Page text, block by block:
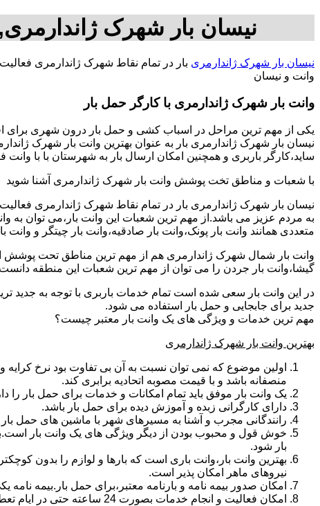
نیسان بار شهرک
نیسان بار شهرک ژاندارمری بار در تمام نقاط شهرک ژاندارمری
وانت و نیسان
وانت بار شهرک ژاندارمری با کارگر حمل بار
یکی از مهم ترین مراحل در اسباب کشی و حمل بار درون شهری برای
نیسان بار شهرک ژاندارمری بار به عنوان بهترین وانت بار شهرک
ساید،کارگر باربری و همچنین امکان ارسال بار به شهرستان با با وانت فراهم شده است برای بار
با شعبات و مناطق تخت پوشش وانت بار شهرک ژاندارمری آشنا شوید
نیسان بار شهرک ژاندارمری بار در تمام نقاط شهرک ژاندارمری
به مردم عزیز می باشد.از مهم ترین شعبات این وانت بار،می توان به
متعددی همانند وانت بار پونک،وانت بار صادقیه،وانت بار چیتگر و وانت
وانت بار شمال شهرک ژاندارمری هم از مهم ترین مناطق تحت پوشش این
گیشا،وانت بار جردن را می توان از مهم ترین شعبات این منطقه
در این وانت بار سعی شده است تمام خدمات باربری با توجه به جدید
جدید برای جابجایی و حمل بار استفاده می شود.
مهم ترین خدمات و ویژگی های یک وانت بار معتبر چیست؟
بهترین وانت بار شهرک ژاندارمری
اولین موضوع که نمی توان نسبت به آن بی تفاوت بود نرخ کرایه
منصفانه باشد و با قیمت مصوبه اتحادیه برابری کند.
یک وانت بار موفق باید تمام امکانات و خدمات برای حمل بار را
دارای کارگرانی زبده و آموزش دیده برای حمل بار باشد.
رانندگانی مجرب و آشنا به مسیرهای شهر با ماشین های حمل
خوش قول و محبوب بودن از دیگر ویژگی های یک وانت بار
بار شود.
بهترین وانت بار،وانت باری است که بارها و لوازم را بدون
نیروهای ماهر امکان پذیر است.
امکان صدور بیمه نامه و بارنامه معتبر،برای حمل بار.بیمه
امکان فعالیت و انجام خدمات بصورت 24 ساعته حتی در ایام تعطیل